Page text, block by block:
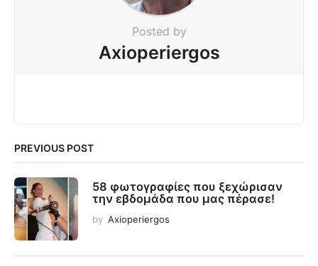
Posted by
Axioperiergos
PREVIOUS POST
58 φωτογραφίες που ξεχώρισαν
την εβδομάδα που μας πέρασε!
by Axioperiergos